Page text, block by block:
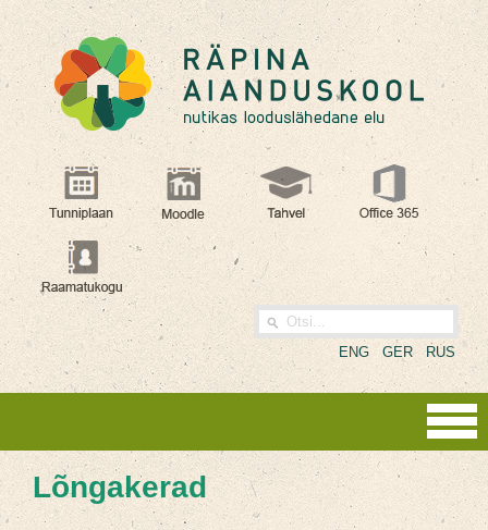
ENG GER RUS
Lõngakerad